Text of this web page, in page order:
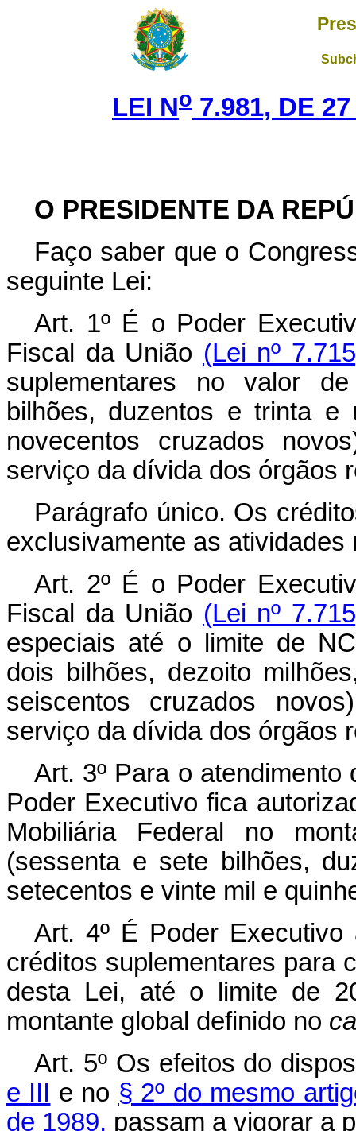
LEI No 7.981, DE
O PRESIDENTE DA
Faço saber que o
seguinte Lei:
Art. 1º É o Poder
Fiscal da União (Lei nº
suplementares no valor
bilhões, duzentos e trinta
novecentos cruzados
serviço da dívida dos órgãos
Parágrafo único. Os
exclusivamente as
Art. 2º É o Poder
Fiscal da União (Lei nº
especiais até o limite de
dois bilhões, dezoito
seiscentos cruzados
serviço da dívida dos órgãos
Art. 3º Para o
Poder Executivo fica
Mobiliária Federal no
(sessenta e sete bilhões,
setecentos e vinte mil e
Art. 4º É Poder
créditos suplementares para
desta Lei, até o limite de
montante global definido no
Art. 5º Os efeitos do
e III e no § 2º do mesmo
de 1989, passam a vigorar a